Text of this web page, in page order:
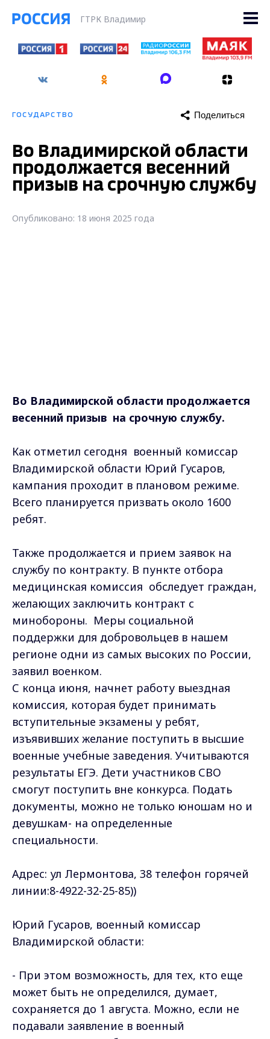
ГТРК Владимир
ГОСУДАРСТВО Поделиться
Во Владимирской области
продолжается весенний
призыв на срочную службу
Опубликовано: 18 июня 2025 года
Во Владимирской области продолжается
весенний призыв на срочную службу.
Как отметил сегодня военный комиссар
Владимирской области Юрий Гусаров,
кампания проходит в плановом режиме.
Всего планируется призвать около 1600
ребят.
Также продолжается и прием заявок на
службу по контракту. В пункте отбора
медицинская комиссия обследует граждан,
желающих заключить контракт с
минобороны. Меры социальной
поддержки для добровольцев в нашем
регионе одни из самых высоких по России,
заявил военком.
С конца июня, начнет работу выездная
комиссия, которая будет принимать
вступительные экзамены у ребят,
изъявивших желание поступить в высшие
военные учебные заведения. Учитываются
результаты ЕГЭ. Дети участников СВО
смогут поступить вне конкурса. Подать
документы, можно не только юношам но и
девушкам- на определенные
специальности.
Адрес: ул Лермонтова, 38 телефон горячей
линии:8-4922-32-25-85))
Юрий Гусаров, военный комиссар
Владимирской области:
- При этом возможность, для тех, кто еще
может быть не определился, думает,
сохраняется до 1 августа. Можно, если не
подавали заявление в военный